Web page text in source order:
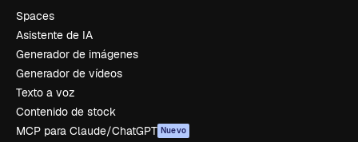
Spaces
Asistente de IA
Generador de imágenes
Generador de vídeos
Texto a voz
Contenido de stock
MCP para Claude/ChatGPT Nuevo